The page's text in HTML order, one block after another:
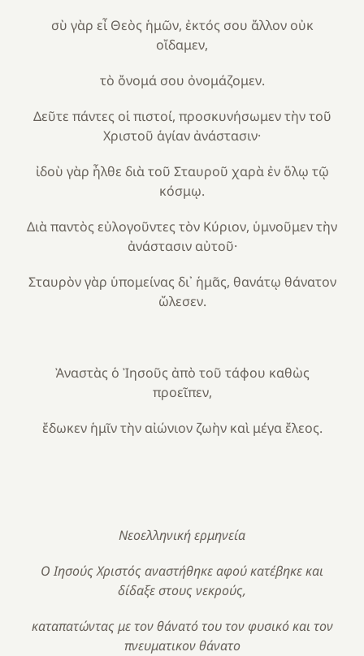
σὺ γὰρ εἶ Θεὸς ἡμῶν, ἐκτός σου ἄλλον οὐκ
οἴδαμεν,
τὸ ὄνομά σου ὀνομάζομεν.
Δεῦτε πάντες οἱ πιστοί, προσκυνήσωμεν τὴν τοῦ
Χριστοῦ ἁγίαν ἀνάστασιν·
ἰδοὺ γὰρ ἦλθε διὰ τοῦ Σταυροῦ χαρὰ ἐν ὅλῳ τῷ
κόσμῳ.
Διὰ παντὸς εὐλογοῦντες τὸν Κύριον, ὑμνοῦμεν τὴν
ἀνάστασιν αὐτοῦ·
Σταυρὸν γὰρ ὑπομείνας δι᾿ ἡμᾶς, θανάτῳ θάνατον
ὤλεσεν.
Ἀναστὰς ὁ Ἰησοῦς ἀπὸ τοῦ τάφου καθὼς
προεῖπεν,
ἔδωκεν ἡμῖν τὴν αἰώνιον ζωὴν καὶ μέγα ἔλεος.
Nεοελληνική ερμηνεία
Ο Ιησούς Χριστός αναστήθηκε αφού κατέβηκε και
δίδαξε στους νεκρούς,
καταπατώντας με τον θάνατό του τον φυσικό και τον
πνευματικον θάνατο